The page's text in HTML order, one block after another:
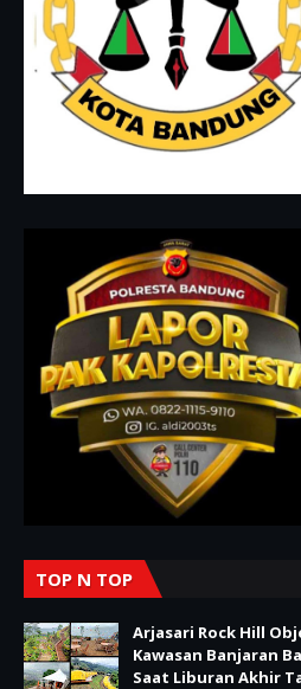
TOP N TOP
Arjasari Rock Hill
Kawasan Banjaran
Saat Liburan Akhir